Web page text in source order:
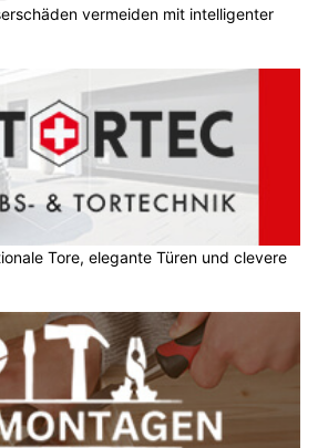
vermeiden mit intelligenter
Tore, elegante Türen und clevere